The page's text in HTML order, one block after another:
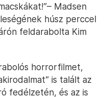
Madsen
húsz perccel
feldarabolta Kim
horrorfilmet,
is talált az
fedélzetén, és az is